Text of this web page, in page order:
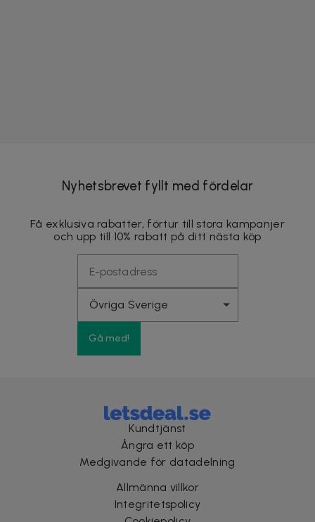
Nyhetsbrevet fyllt med fördelar
Få exklusiva rabatter, förtur till stora kampanjer
och upp till 10% rabatt på ditt nästa köp
Gå med!
Kundtjänst
Ångra ett köp
Medgivande för datadelning
Allmänna villkor
Integritetspolicy